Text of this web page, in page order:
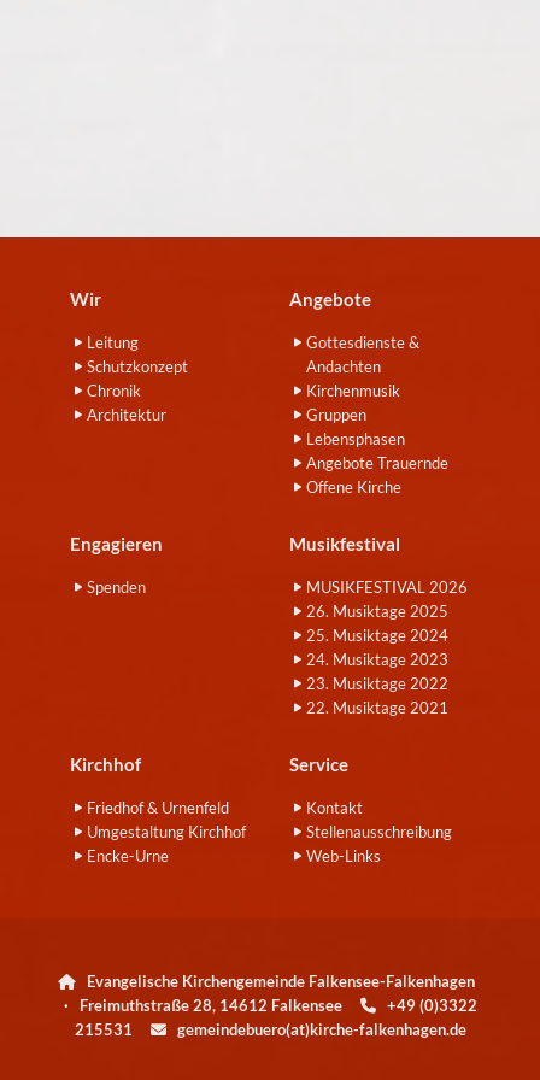
Wir
Leitung
Schutzkonzept
Chronik
Architektur
Angebote
Gottesdienste &
Andachten
Kirchenmusik
Gruppen
Lebensphasen
Angebote Trauernde
Offene Kirche
Engagieren
Spenden
Musikfestival
MUSIKFESTIVAL 2026
26. Musiktage 2025
25. Musiktage 2024
24. Musiktage 2023
23. Musiktage 2022
22. Musiktage 2021
Kirchhof
Friedhof & Urnenfeld
Umgestaltung Kirchhof
Encke-Urne
Service
Kontakt
Stellenausschreibung
Web-Links

Evangelische Kirchengemeinde Falkensee-Falkenhagen
· Freimuthstraße 28, 14612 Falkensee
+49 (0)3322
215531
gemeindebuero(at)kirche-falkenhagen.de